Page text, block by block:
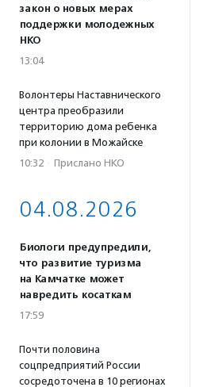
закон о новых мерах
поддержки молодежных
НКО
13:04
Волонтеры Наставнического
центра преобразили
территорию дома ребенка
при колонии в Можайске
10:32 · Прислано НКО
04.08.2026
Биологи предупредили,
что развитие туризма
на Камчатке может
навредить косаткам
17:59
Почти половина
соцпредприятий России
сосредоточена в 10 регионах